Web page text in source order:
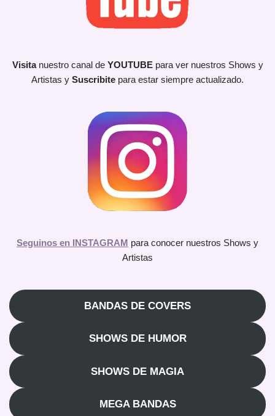
Visita nuestro canal de YOUTUBEpara ver nuestros Shows y
Artistas y Suscribite para estar siempre actualizado.
Seguinos en INSTAGRAM para conocer nuestros Shows y
Artistas
BANDAS DE COVERS
SHOWS DE HUMOR
SHOWS DE MAGIA
MEGA BANDAS